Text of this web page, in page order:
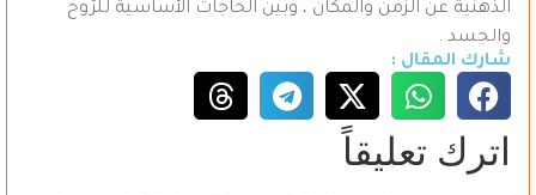
الذهنية عن الزمن والمكان ، وبين الحاجات الأساسية للرُّوح
والجسد .
شارك المقال :
اترك تعليقاً